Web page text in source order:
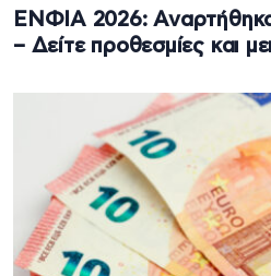
ΕΝΦΙΑ 2026:
– Δείτε προθεσμίες και